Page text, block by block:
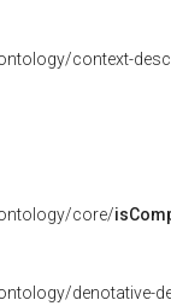
context-
core/
denotative-